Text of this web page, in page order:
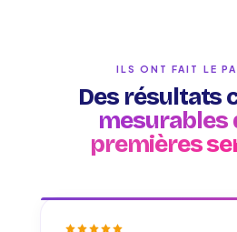
ILS ONT FAIT LE
Des résultats
mesurables
premières